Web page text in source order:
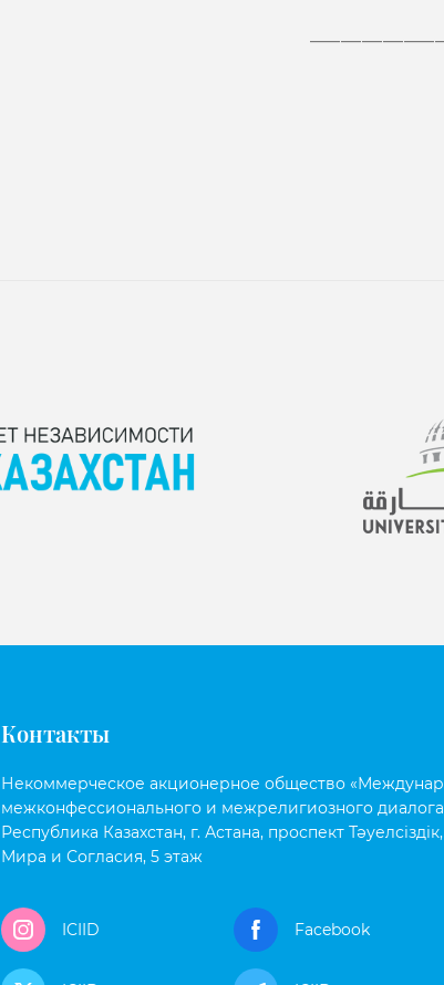
Контакты
Некоммерческое акционерное общество
межконфессионального и межрелигиозного
Республика Казахстан, г. Астана, проспект
Мира и Согласия, 5 этаж
ICIID Facebook